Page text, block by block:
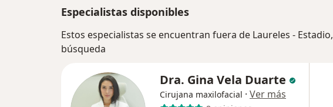
Especialistas disponibles
Estos especialistas se encuentran fuera de Laureles -
búsqueda
Dra. Gina Vela Duarte
Cirujana maxilofacial · Ver más